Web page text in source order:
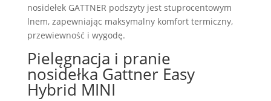
nosidełek GATTNER podszyty jest stuprocentowym
lnem, zapewniając maksymalny komfort termiczny,
przewiewność i wygodę.
Pielęgnacja i pranie
nosidełka Gattner Easy
Hybrid MINI